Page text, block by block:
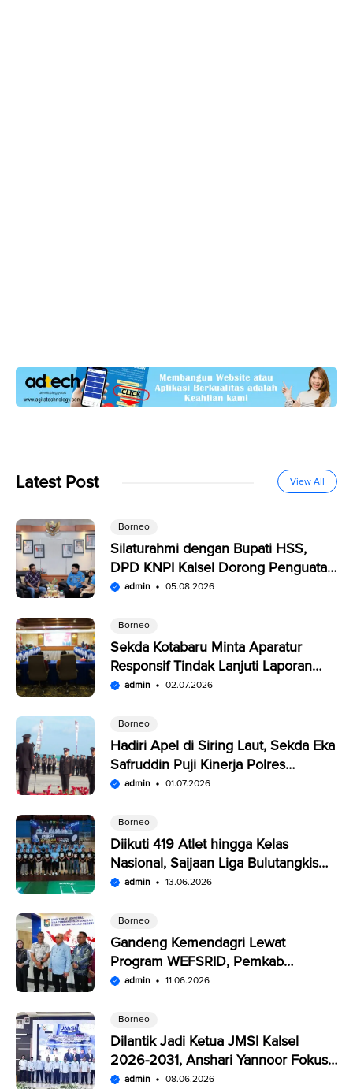
Latest Post View All
Borneo
Silaturahmi dengan Bupati HSS,
DPD KNPI Kalsel Dorong Penguatan
SDM Pemuda
admin 05.08.2026
Borneo
Sekda Kotabaru Minta Aparatur
Responsif Tindak Lanjuti Laporan
Warga di SP4N-LAPOR
admin 02.07.2026
Borneo
Hadiri Apel di Siring Laut, Sekda Eka
Safruddin Puji Kinerja Polres
Kotabaru
admin 01.07.2026
Borneo
Diikuti 419 Atlet hingga Kelas
Nasional, Saijaan Liga Bulutangkis
Memperebutkan Rp109,5 Juta
admin 13.06.2026
Borneo
Gandeng Kemendagri Lewat
Program WEFSRID, Pemkab
Kotabaru Targetkan Petani Panen 3
admin 11.06.2026
Borneo
Dilantik Jadi Ketua JMSI Kalsel
2026-2031, Anshari Yannoor Fokus
Verifikasi Perusahaan Pers
admin 08.06.2026